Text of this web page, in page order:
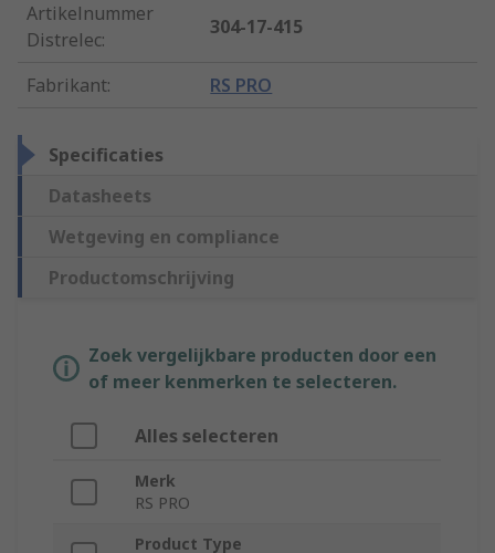
Artikelnummer
Distrelec:
304-17-415
Fabrikant: RS PRO
Specificaties
Datasheets
Wetgeving en compliance
Productomschrijving
Zoek vergelijkbare producten door een
of meer kenmerken te selecteren.
Alles selecteren
Merk
RS PRO
Product Type